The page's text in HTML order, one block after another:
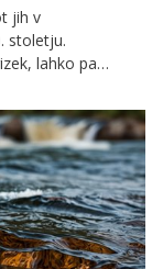
jih v
stoletju.
lahko pa